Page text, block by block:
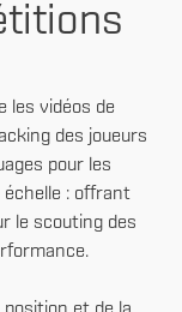
les vidéos de
des joueurs
pour les
: offrant
le scouting des